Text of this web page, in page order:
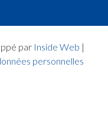
par Inside Web |
personnelles